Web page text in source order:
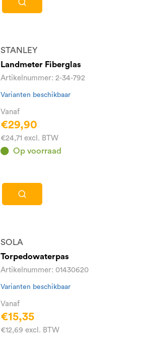
STANLEY
Landmeter Fiberglas
Artikelnummer: 2-34-792
Varianten beschikbaar
Vanaf
€29,90
€24,71 excl. BTW
Op voorraad
SOLA
Torpedowaterpas
Artikelnummer: 01430620
Varianten beschikbaar
Vanaf
€15,35
€12,69 excl. BTW